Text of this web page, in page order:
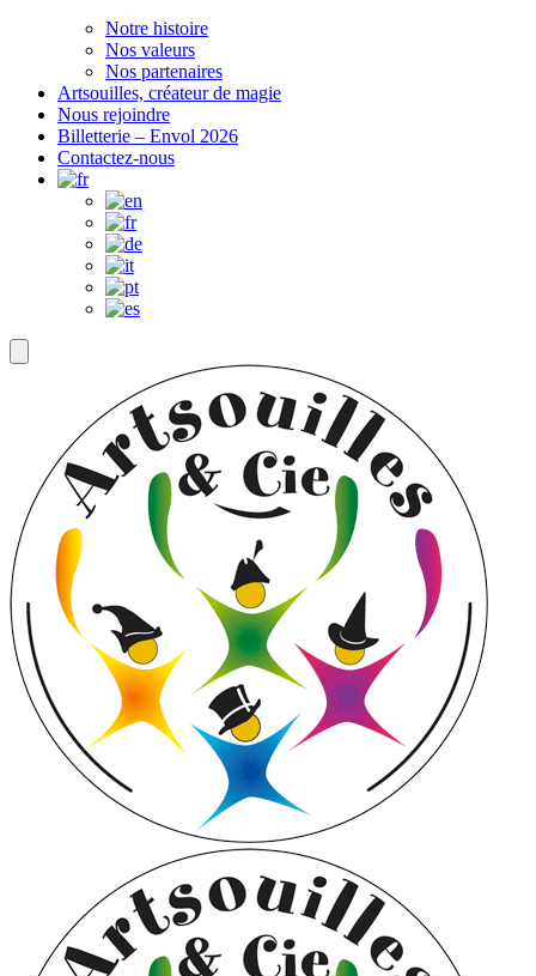
Notre histoire
Nos valeurs
Nos partenaires
Artsouilles, créateur de magie
Nous rejoindre
Billetterie – Envol 2026
Contactez-nous